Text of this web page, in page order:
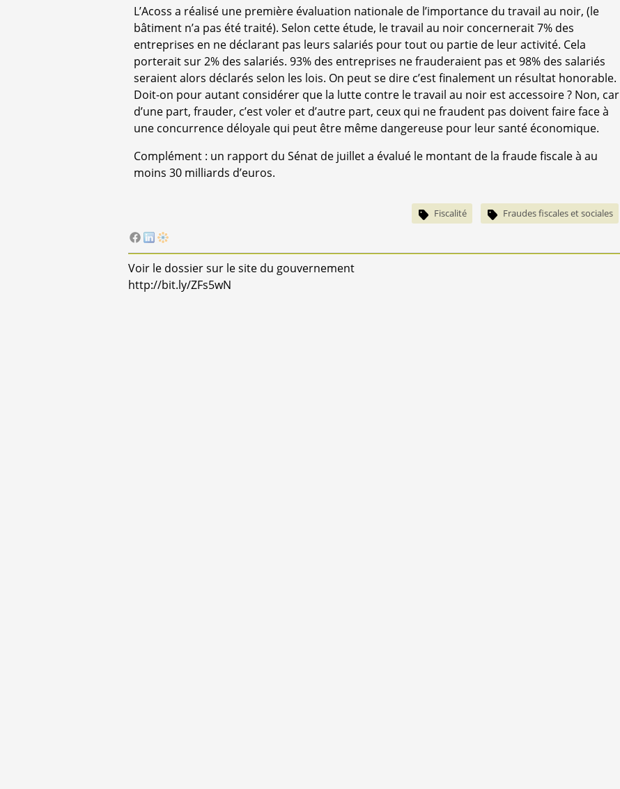
L’Acoss a réalisé une première évaluation nationale de l’importance du travail au noir, (le
bâtiment n’a pas été traité). Selon cette étude, le travail au noir concernerait 7% des
entreprises en ne déclarant pas leurs salariés pour tout ou partie de leur activité. Cela
porterait sur 2% des salariés. 93% des entreprises ne frauderaient pas et 98% des salariés
seraient alors déclarés selon les lois. On peut se dire c’est finalement un résultat honorable.
Doit-on pour autant considérer que la lutte contre le travail au noir est accessoire ? Non, car
d’une part, frauder, c’est voler et d’autre part, ceux qui ne fraudent pas doivent faire face à
une concurrence déloyale qui peut être même dangereuse pour leur santé économique.
Complément : un rapport du Sénat de juillet a évalué le montant de la fraude fiscale à au
moins 30 milliards d’euros.
Fiscalité Fraudes fiscales et sociales
Voir le dossier sur le site du gouvernement
http://bit.ly/ZFs5wN